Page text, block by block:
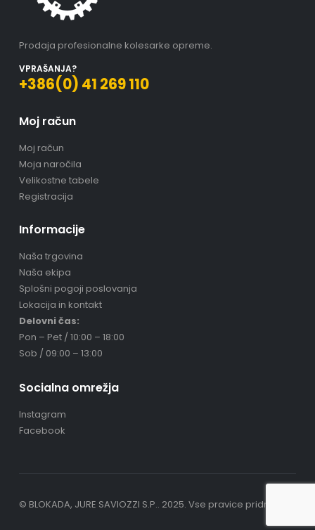
Prodaja profesionalne kolesarke opreme.
VPRAŠANJA?
+386(0) 41 269 110
Moj račun
Moj račun
Moja naročila
Velikostne tabele
Registracija
Informacije
Naša trgovina
Naša ekipa
Splošni pogoji poslovanja
Lokacija in kontakt
Delovni čas:
Pon – Pet / 10:00 – 18:00
Sob / 09:00 – 13:00
Socialna omrežja
Instagram
Facebook
© BLOKADA, JURE SAVIOZZI S.P.. 2025. Vse pravice pridržane